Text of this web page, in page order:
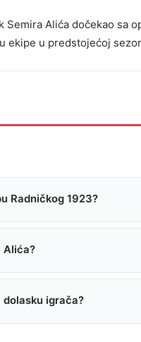
Semira Alića dočekao sa
ekipe u predstojećoj
Radničkog 1923?
Alića?
igrača?